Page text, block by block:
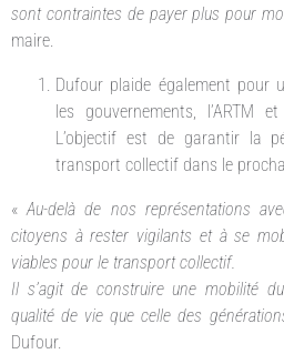
sont contraintes de payer plus pour
maire.
Dufour plaide également pour
les gouvernements, l’ARTM
L’objectif est de garantir la
transport collectif dans le
«Au-delà de nos représentations
citoyens à rester vigilants et à se
viables pour le transport collectif.
Il s’agit de construire une mobilité
qualité de vie que celle des
Dufour.